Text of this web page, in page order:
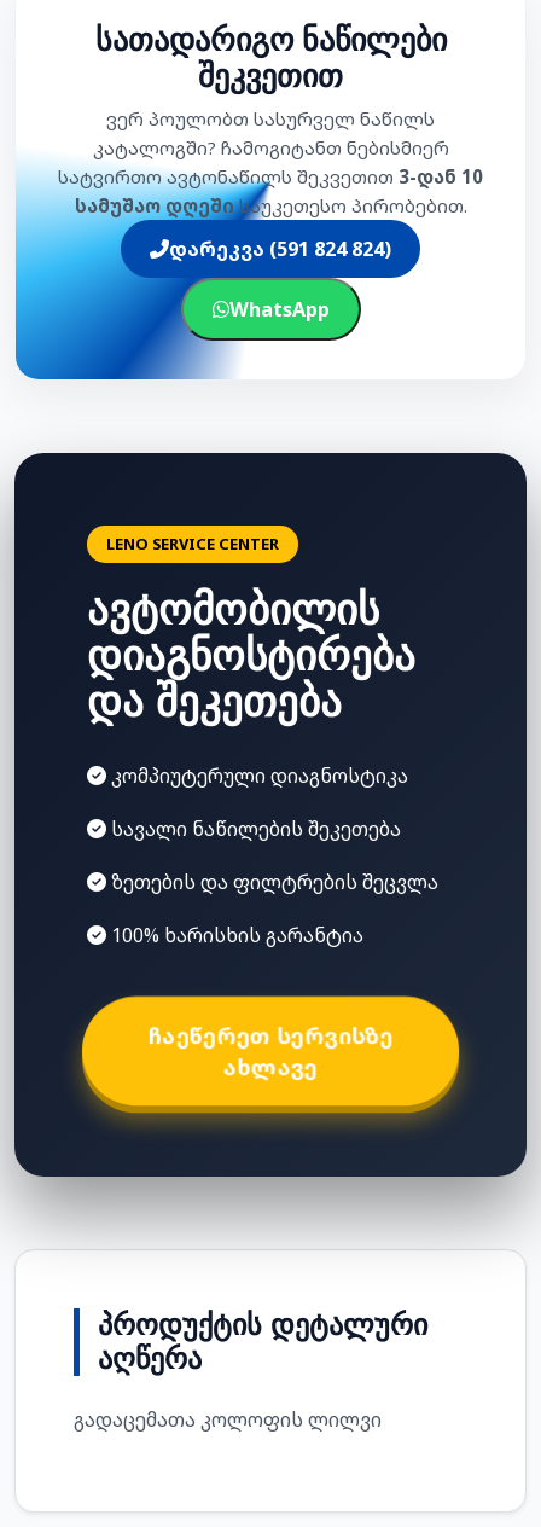
სათადარიგო ნაწილები
შეკვეთით
ვერ პოულობთ სასურველ ნაწილს
კატალოგში? ჩამოგიტანთ ნებისმიერ
სატვირთო ავტონაწილს შეკვეთით 3-დან 10
სამუშაო დღეშისაუკეთესო პირობებით.
დარეკვა (591 824 824)
WhatsApp
LENO SERVICE CENTER
ავტომობილის
დიაგნოსტირება
და შეკეთება
კომპიუტერული დიაგნოსტიკა
სავალი ნაწილების შეკეთება
ზეთების და ფილტრების შეცვლა
100% ხარისხის გარანტია
ᲩᲐᲔᲬᲔᲠᲔᲗ ᲡᲔᲠᲕᲘᲡᲖᲔ
ᲐᲮᲚᲐᲕᲔ
ᲞᲠᲝᲓᲣᲥᲢᲘᲡ ᲓᲔᲢᲐᲚᲣᲠᲘ
ᲐᲦᲬᲔᲠᲐ
გადაცემათა კოლოფის ლილვი